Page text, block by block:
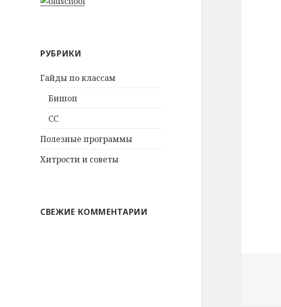
РУБРИКИ
Гайды по классам
Бишоп
СС
Полезные программы
Хитрости и советы
СВЕЖИЕ КОММЕНТАРИИ